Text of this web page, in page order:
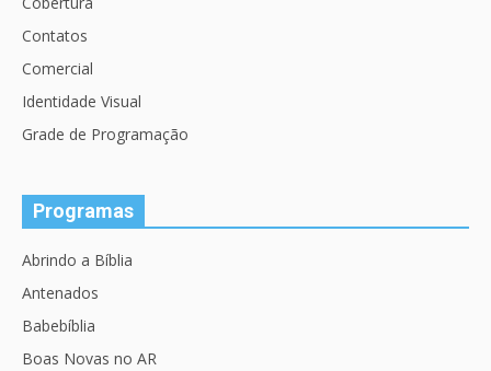
Contatos
Comercial
Identidade Visual
Grade de Programação
Programas
Abrindo a Bíblia
Antenados
Babebíblia
Boas Novas no AR